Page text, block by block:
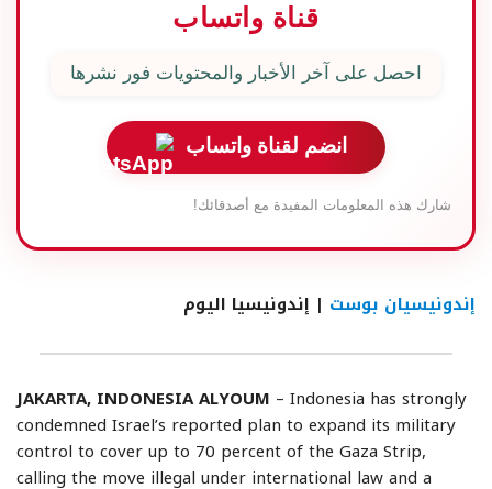
قناة واتساب
احصل على آخر الأخبار والمحتويات فور نشرها
انضم لقناة واتساب
شارك هذه المعلومات المفيدة مع أصدقائك!
إندونيسيان بوست | إندونيسيا اليوم
JAKARTA, INDONESIA ALYOUM – Indonesia has strongly
condemned Israel’s reported plan to expand its military
control to cover up to 70 percent of the Gaza Strip,
calling the move illegal under international law and a